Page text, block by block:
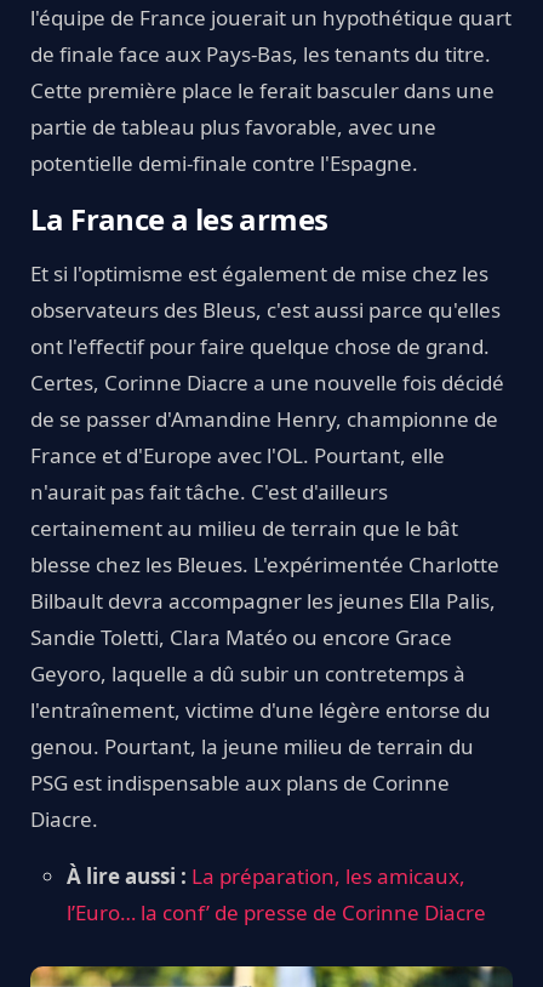
l'équipe de France jouerait un hypothétique quart
de finale face aux Pays-Bas, les tenants du titre.
Cette première place le ferait basculer dans une
partie de tableau plus favorable, avec une
potentielle demi-finale contre l'Espagne.
La France a les armes
Et si l'optimisme est également de mise chez les
observateurs des Bleus, c'est aussi parce qu'elles
ont l'effectif pour faire quelque chose de grand.
Certes, Corinne Diacre a une nouvelle fois décidé
de se passer d'Amandine Henry, championne de
France et d'Europe avec l'OL. Pourtant, elle
n'aurait pas fait tâche. C'est d'ailleurs
certainement au milieu de terrain que le bât
blesse chez les Bleues. L'expérimentée Charlotte
Bilbault devra accompagner les jeunes Ella Palis,
Sandie Toletti, Clara Matéo ou encore Grace
Geyoro, laquelle a dû subir un contretemps à
l'entraînement, victime d'une légère entorse du
genou. Pourtant, la jeune milieu de terrain du
PSG est indispensable aux plans de Corinne
Diacre.
À lire aussi : La préparation, les amicaux,
l’Euro… la conf’ de presse de Corinne Diacre